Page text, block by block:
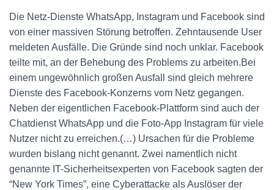
Die Netz-Dienste WhatsApp, Instagram und Facebook sind
von einer massiven Störung betroffen. Zehntausende User
meldeten Ausfälle. Die Gründe sind noch unklar. Facebook
teilte mit, an der Behebung des Problems zu arbeiten.Bei
einem ungewöhnlich großen Ausfall sind gleich mehrere
Dienste des Facebook-Konzerns vom Netz gegangen.
Neben der eigentlichen Facebook-Plattform sind auch der
Chatdienst WhatsApp und die Foto-App Instagram für viele
Nutzer nicht zu erreichen.(…) Ursachen für die Probleme
wurden bislang nicht genannt. Zwei namentlich nicht
genannte IT-Sicherheitsexperten von Facebook sagten der
“New York Times”, eine Cyberattacke als Auslöser der